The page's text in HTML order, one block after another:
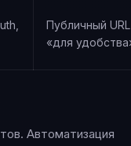
Публичный URL
«для
Автоматизация